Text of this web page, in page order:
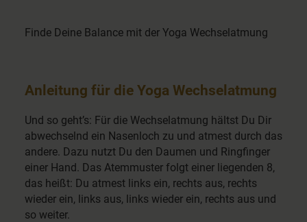
Finde Deine Balance mit der Yoga Wechselatmung
Anleitung für die Yoga Wechselatmung
Und so geht’s: Für die Wechselatmung hältst Du Dir
abwechselnd ein Nasenloch zu und atmest durch das
andere. Dazu nutzt Du den Daumen und Ringfinger
einer Hand. Das Atemmuster folgt einer liegenden 8,
das heißt: Du atmest links ein, rechts aus, rechts
wieder ein, links aus, links wieder ein, rechts aus und
so weiter.